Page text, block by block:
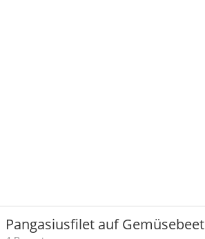
Pangasiusfilet auf Gemüsebeet